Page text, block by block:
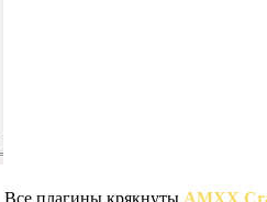
Все плагины крякнуты AMXX